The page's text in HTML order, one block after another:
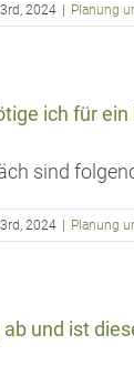
2024 Planung
ich für ein
sind
2024 Planung
und ist